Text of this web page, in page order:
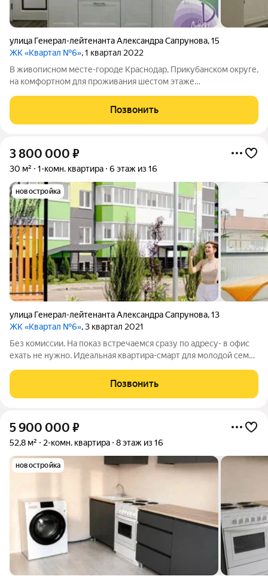
улица Генерал-лейтенанта Александра Сапрунова,15
ЖК «Квартал №6», 1 квартал 2022
В живописном месте-городе Краснодар, Прикубанском округе,
на комфортном для проживания шестом этаже
просторная двухкомнатная квартира! В квартире сделан
качественный ремонт в светлых тонах!
Позвонить
3 800 000 ₽
30 м² 1-комн. квартира 6 этаж из 16
новостройка
улица Генерал-лейтенанта Александра Сапрунова,13
ЖК «Квартал №6», 3 квартал 2021
Без комиссии. На показ встречаемся сразу по адресу- в офис
ехать не нужно. Идеальная квартира-смарт для молодой семьи
Расположенная на 6 этаже панельного здания, эта квартира
имеет общую площадь 30.1
Позвонить
5 900 000 ₽
52,8 м² 2-комн. квартира 8 этаж из 16
новостройка